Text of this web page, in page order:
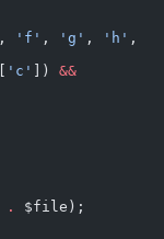
, 'f' , 'g' , 'h'
'c' ]) &&
. $file);